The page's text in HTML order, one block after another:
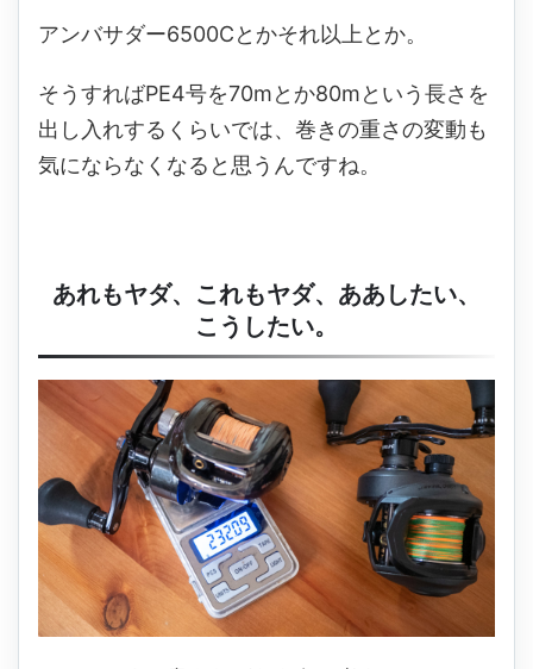
アンバサダー6500Cとかそれ以上とか。
そうすればPE4号を70mとか80mという長さを
出し入れするくらいでは、巻きの重さの変動も
気にならなくなると思うんですね。
あれもヤダ、これもヤダ、ああしたい、
こうしたい。